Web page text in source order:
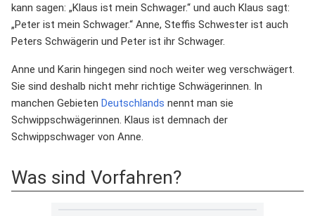
kann sagen: „Klaus ist mein Schwager.“ und auch Klaus sagt:
„Peter ist mein Schwager.“ Anne, Steffis Schwester ist auch
Peters Schwägerin und Peter ist ihr Schwager.
Anne und Karin hingegen sind noch weiter weg verschwägert.
Sie sind deshalb nicht mehr richtige Schwägerinnen. In
manchen Gebieten Deutschlands nennt man sie
Schwippschwägerinnen. Klaus ist demnach der
Schwippschwager von Anne.
Was sind Vorfahren?